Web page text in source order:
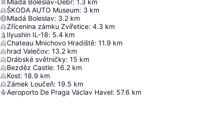
Mladá Boleslav-Debř: 1.3 km
ŠKODA AUTO Museum: 3 km
Mladá Boleslav: 3.2 km
Zřícenina zámku Zvířetice: 4.3 km
Ilyushin IL-18: 5.4 km
Chateau Mnichovo Hradiště: 11.9 km
hrad Valečov: 13.2 km
Drábské světničky: 15 km
Bezděz Castle: 16.2 km
Kost: 18.9 km
Zámek Loučeň: 19.5 km
Aeroporto De Praga Václav Havel: 57.6 km